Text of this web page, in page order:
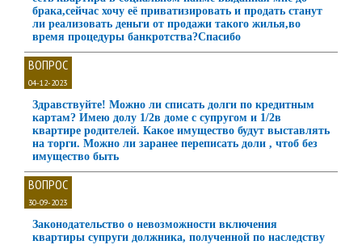
брака,сейчас хочу её приватизировать и продать станут
ли реализовать деньги от продажи такого жилья,во
время процедуры банкротства?Спасибо
ВОПРОС
04-12-2023
Здравствуйте! Можно ли списать долги по кредитным
картам? Имею долу 1/2в доме с супругом и 1/2в
квартире родителей. Какое имущество будут выставлять
на торги. Можно ли заранее переписать доли , чтоб без
имущество быть
ВОПРОС
30-09-2023
Законодательство о невозможности включения
квартиры супруги должника, полученной по наследству